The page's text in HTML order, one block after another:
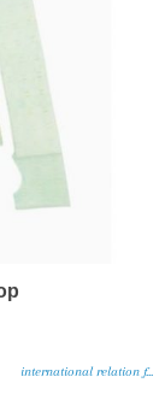
international relation f...